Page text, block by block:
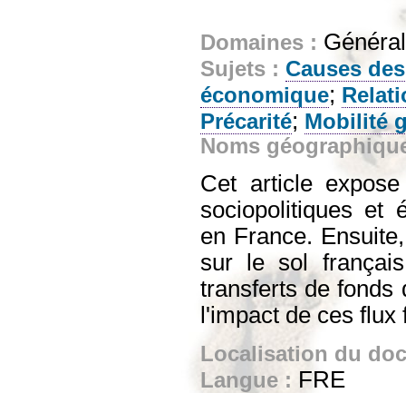
Domaines :
Sujets : Causes
économique;
Précarité; Mobilité
Noms
Cet article
sociopolitiques et
en France.
sur le sol
transferts de fonds
l'impact de ces flux
Localisation du
Langue : FRE